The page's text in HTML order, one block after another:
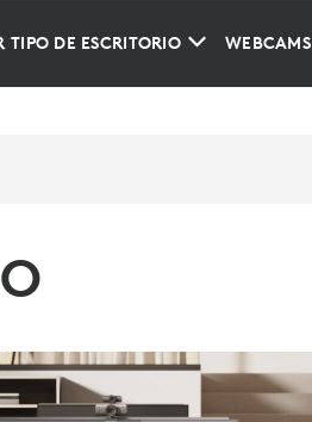
TIPO DE ESCRITORIO WEBCAMS